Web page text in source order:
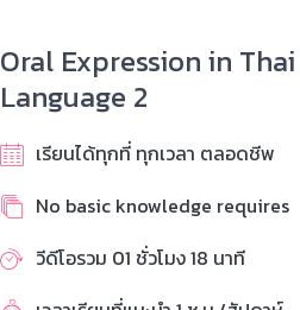
Oral Expression in Thai
Language 2
เรียนได้ทุกที่ ทุกเวลา ตลอดชีพ
No basic knowledge requires
วีดีโอรวม 01 ชั่วโมง 18 นาที